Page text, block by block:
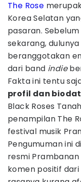
The Rose
Korea Selatan
pasaran.
sekarang,
beranggotakan
dari band indie
Fakta ini tentu
profil dan
Black Roses
penampilan The
festival musik
Pengumuman ini
resmi
komen positif